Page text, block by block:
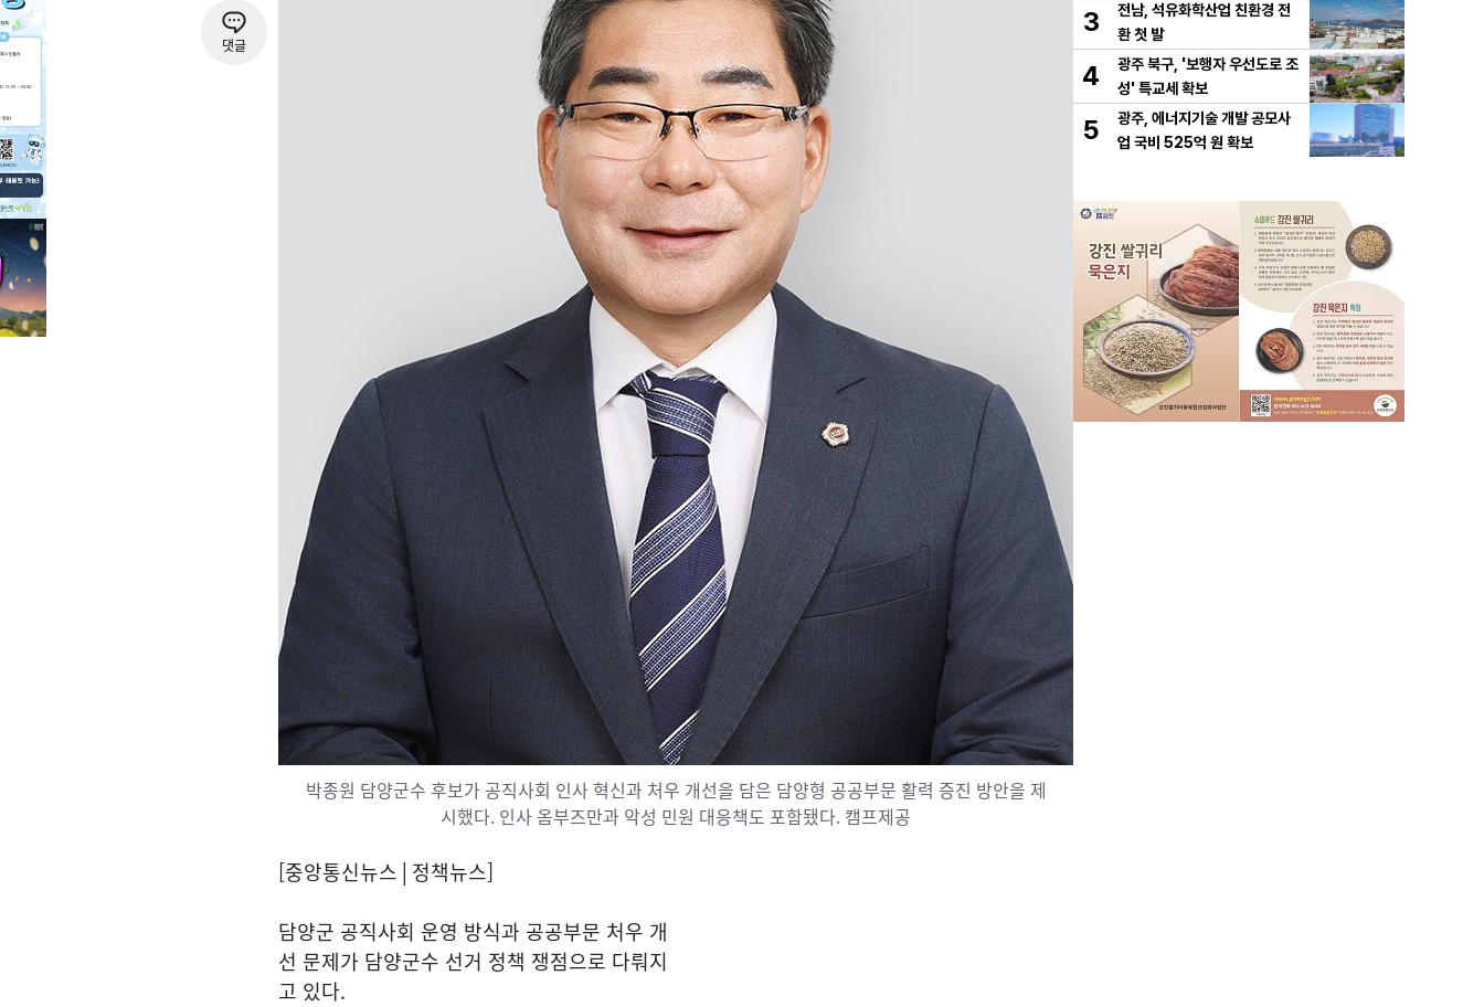
댓글
박종원 담양군수 후보가 공직사회 인사 혁신과 처우 개선을 담은 담양형 공공부문 활력 증진 방안을 제
시했다. 인사 옴부즈만과 악성 민원 대응책도 포함됐다. 캠프제공
[중앙통신뉴스│정책뉴스]
담양군 공직사회 운영 방식과 공공부문 처우 개
선 문제가 담양군수 선거 정책 쟁점으로 다뤄지
고 있다.
3
전남, 석유화학산업 친환경 전
환 첫 발
4
광주 북구, '보행자 우선도로 조
성' 특교세 확보
5
광주, 에너지기술 개발 공모사
업 국비 525억 원 확보